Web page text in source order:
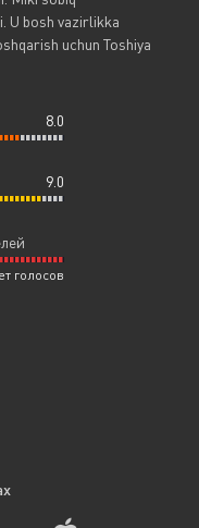
U bosh vazirlikka
uchun Toshiya
8.0
9.0
голосов